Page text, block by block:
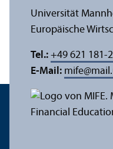
Universität
Europäische
Tel.: +49 621 181-
E-Mail: mife@